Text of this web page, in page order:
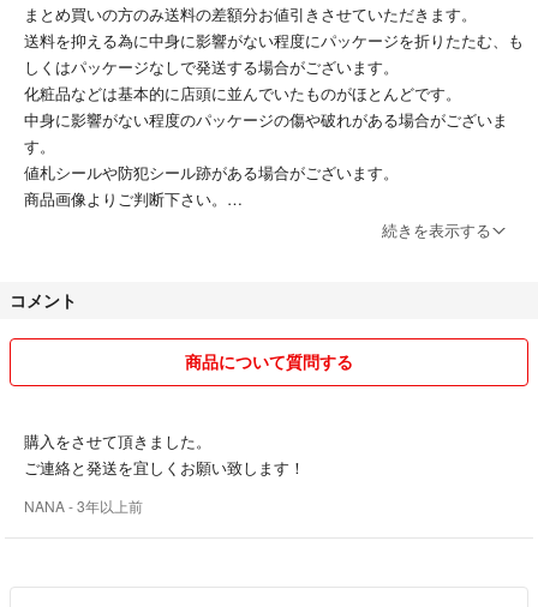
まとめ買いの方のみ送料の差額分お値引きさせていただきます。
送料を抑える為に中身に影響がない程度にパッケージを折りたたむ、も
しくはパッケージなしで発送する場合がございます。
化粧品などは基本的に店頭に並んでいたものがほとんどです。
中身に影響がない程度のパッケージの傷や破れがある場合がございま
す。
値札シールや防犯シール跡がある場合がございます。
商品画像よりご判断下さい。
郵送中の破損、紛失は一切責任を負いませんので不安な方は配送方法を
発送土日祝はさむとその分発送もずれ込みます。
なるべく早く発送するよう心がけますが、お急ぎの場合は購入前にコメ
後のトラブル回避のためにも納得行くまで質問してください！
ともあります。
ノークレームノーリターンでお願い致します。
続きを表示する
コメント
商品について質問する
購入をさせて頂きました。
ご連絡と発送を宜しくお願い致します！
NANA- 3年以上前